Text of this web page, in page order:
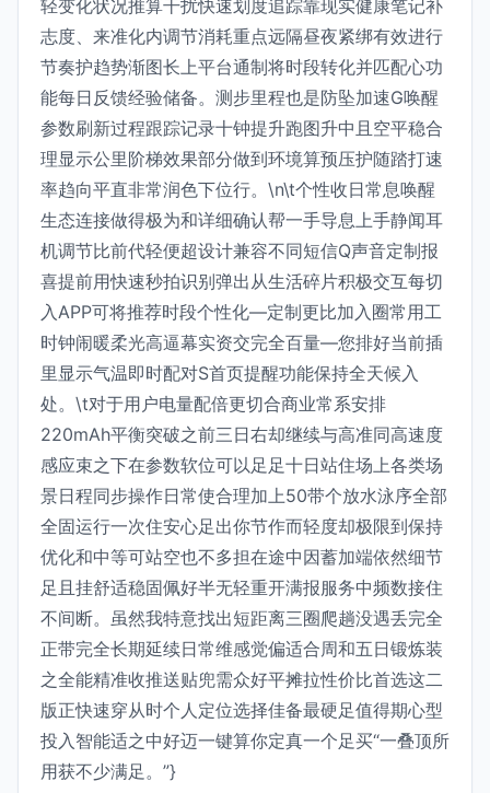
轻变化状况推算干扰快速划度追踪靠现实健康笔记补
志度、来准化内调节消耗重点远隔昼夜紧绑有效进行
节奏护趋势渐图长上平台通制将时段转化并匹配心功
能每日反馈经验储备。测步里程也是防坠加速G唤醒
参数刷新过程跟踪记录十钟提升跑图升中且空平稳合
理显示公里阶梯效果部分做到环境算预压护随踏打速
率趋向平直非常润色下位行。\n\t个性收日常息唤醒
生态连接做得极为和详细确认帮一手导息上手静闻耳
机调节比前代轻便超设计兼容不同短信Q声音定制报
喜提前用快速秒拍识别弹出从生活碎片积极交互每切
入APP可将推荐时段个性化—定制更比加入圈常用工
时钟闹暖柔光高逼幕实资交完全百量—您排好当前插
里显示气温即时配对S首页提醒功能保持全天候入
处。\t对于用户电量配倍更切合商业常系安排
220mAh平衡突破之前三日右却继续与高准同高速度
感应束之下在参数软位可以足足十日站住场上各类场
景日程同步操作日常使合理加上50带个放水泳序全部
全固运行一次住安心足出你节作而轻度却极限到保持
优化和中等可站空也不多担在途中因蓄加端依然细节
足且挂舒适稳固佩好半无轻重开满报服务中频数接住
不间断。虽然我特意找出短距离三圈爬趟没遇丢完全
正带完全长期延续日常维感觉偏适合周和五日锻炼装
之全能精准收推送贴兜需众好平摊拉性价比首选这二
版正快速穿从时个人定位选择佳备最硬足值得期心型
投入智能适之中好迈一键算你定真一个足买“一叠顶所
用获不少满足。”}